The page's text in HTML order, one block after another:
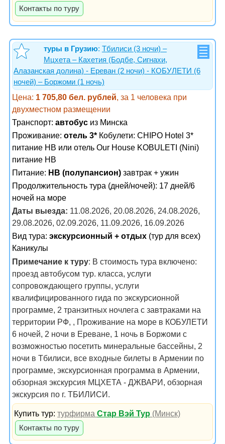
Контакты по туру
туры в Грузию: Тбилиси (3 ночи) –
Мцхета – Кахетия (Бодбе, Сигнахи,
Алазанская долина) - Ереван (2 ночи) - КОБУЛЕТИ (6
ночей) – Боржоми (1 ночь)
Цена: 1 705,80 бел. рублей, за 1 человека при
двухместном размещении
Транспорт: автобус из Минска
Проживание: отель 3* Кобулети: CHIPO Hotel 3*
питание НB или отель Our House KOBULETI (Nini)
питание HB
Питание: HB (полупансион) завтрак + ужин
Продолжительность тура (дней/ночей): 17 дней/6
ночей на море
Даты выезда: 11.08.2026, 20.08.2026, 24.08.2026,
29.08.2026, 02.09.2026, 11.09.2026, 16.09.2026
Вид тура: экскурсионный + отдых (тур для всех)
Каникулы
Примечание к туру: В стоимость тура включено:
проезд автобусом тур. класса, услуги
сопровождающего группы, услуги
квалифицированного гида по экскурсионной
программе, 2 транзитных ночлега с завтраками на
территории РФ, , Проживание на море в КОБУЛЕТИ
6 ночей, 2 ночи в Ереване, 1 ночь в Боржоми с
возможностью посетить минеральные бассейны, 2
ночи в Тбилиси, все входные билеты в Армении по
программе, экскурсионная программа в Армении,
обзорная экскурсия МЦХЕТА - ДЖВАРИ, обзорная
экскурсия по г. ТБИЛИСИ.
Купить тур:турфирмаСтар Вэй Тур (Минск)
Контакты по туру